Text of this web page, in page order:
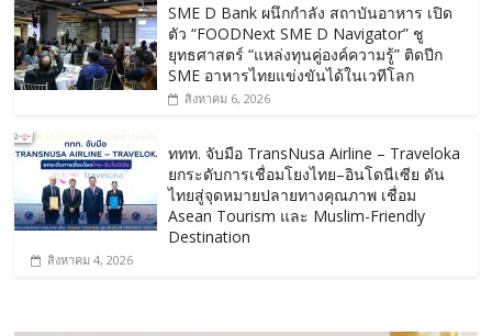
SME D Bank ผนึกกำลัง สถาบันอาหาร เปิด
ตัว “FOODNext SME D Navigator” ชู
ยุทธศาสตร์ “แหล่งทุนคู่องค์ความรู้” ติดปีก
SME อาหารไทยแข่งขันได้ในเวทีโลก
สิงหาคม 6, 2026
ททท. จับมือ TransNusa Airline – Traveloka
ยกระดับการเชื่อมโยงไทย–อินโดนีเซีย ดัน
ไทยสู่จุดหมายปลายทางคุณภาพ เชื่อม
Asean Tourism และ Muslim-Friendly
Destination
สิงหาคม 4, 2026